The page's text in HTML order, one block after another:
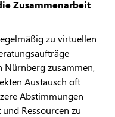
Zusammenarbeit
zu virtuellen
zusammen,
Austausch oft
Abstimmungen
Ressourcen zu